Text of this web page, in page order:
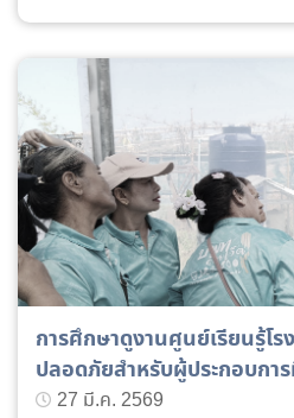
การศึกษาดูงานศูนย์เรียนรู้โ
ปลอดภัยสำหรับผู้ประกอบกา
อัจฉริยะ
27 มี.ค. 2569